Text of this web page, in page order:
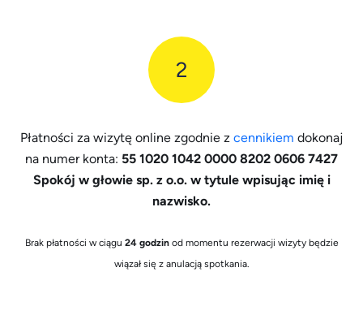
2
Płatności za wizytę online zgodnie z cennikiem dokonaj
na numer konta: 55 1020 1042 0000 8202 0606 7427
Spokój w głowie sp. z o.o. w tytule wpisując imię i
nazwisko.
Brak płatności w ciągu 24 godzinod momentu rezerwacji wizyty będzie
wiązał się z anulacją spotkania.